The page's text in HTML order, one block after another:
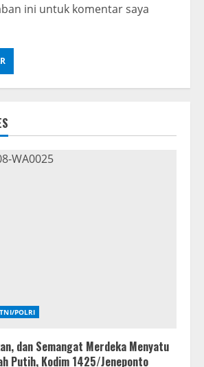
ini untuk komentar saya
TNI/POLRI
dan Semangat Merdeka Menyatu
Putih, Kodim 1425/Jeneponto